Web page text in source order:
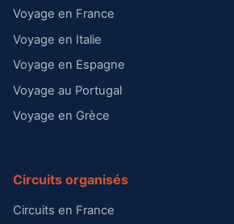
Voyage en France
Voyage en Italie
Voyage en Espagne
Voyage au Portugal
Voyage en Grèce
Circuits organisés
Circuits en France